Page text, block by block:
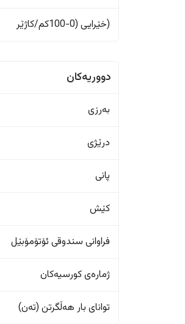
(خێرایی (0-100کم/کاژێر
دووریەکان
بەرزی
درێژی
پانی
کێش
فراوانی سندوقی ئۆتۆمۆبێل
ژمارەی کورسیەکان
تواناى بار هەڵگرتن (تەن)